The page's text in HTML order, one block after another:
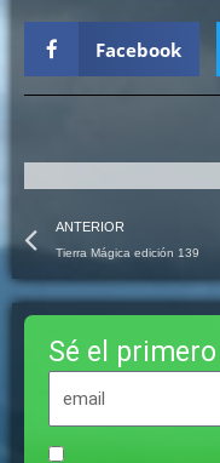
Facebook
Prev
ANTERIOR
Tierra Mágica edición 139
Sé el